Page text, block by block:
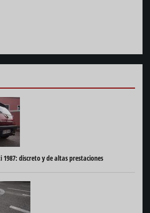
1987: discreto y de altas prestaciones